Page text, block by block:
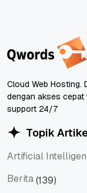
Cloud Web Hosting.
dengan akses
support 24/7
Topik
Artificial
Berita(139)